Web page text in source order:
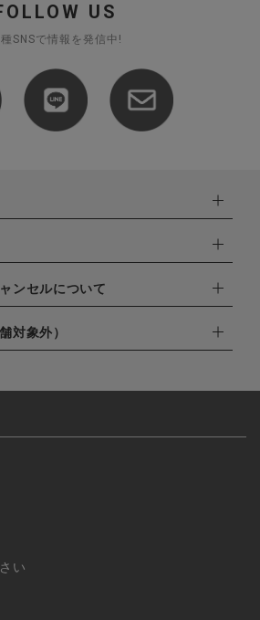
US
SNSで情報を発信中!
選びいただけます。
VISA,mastercard,JCB,AMERICAN
）ンセルについて
AM9:00までにご連絡頂いた場合はキャ
セルが出来ない場合がございます。あら
対象外）
い。
い